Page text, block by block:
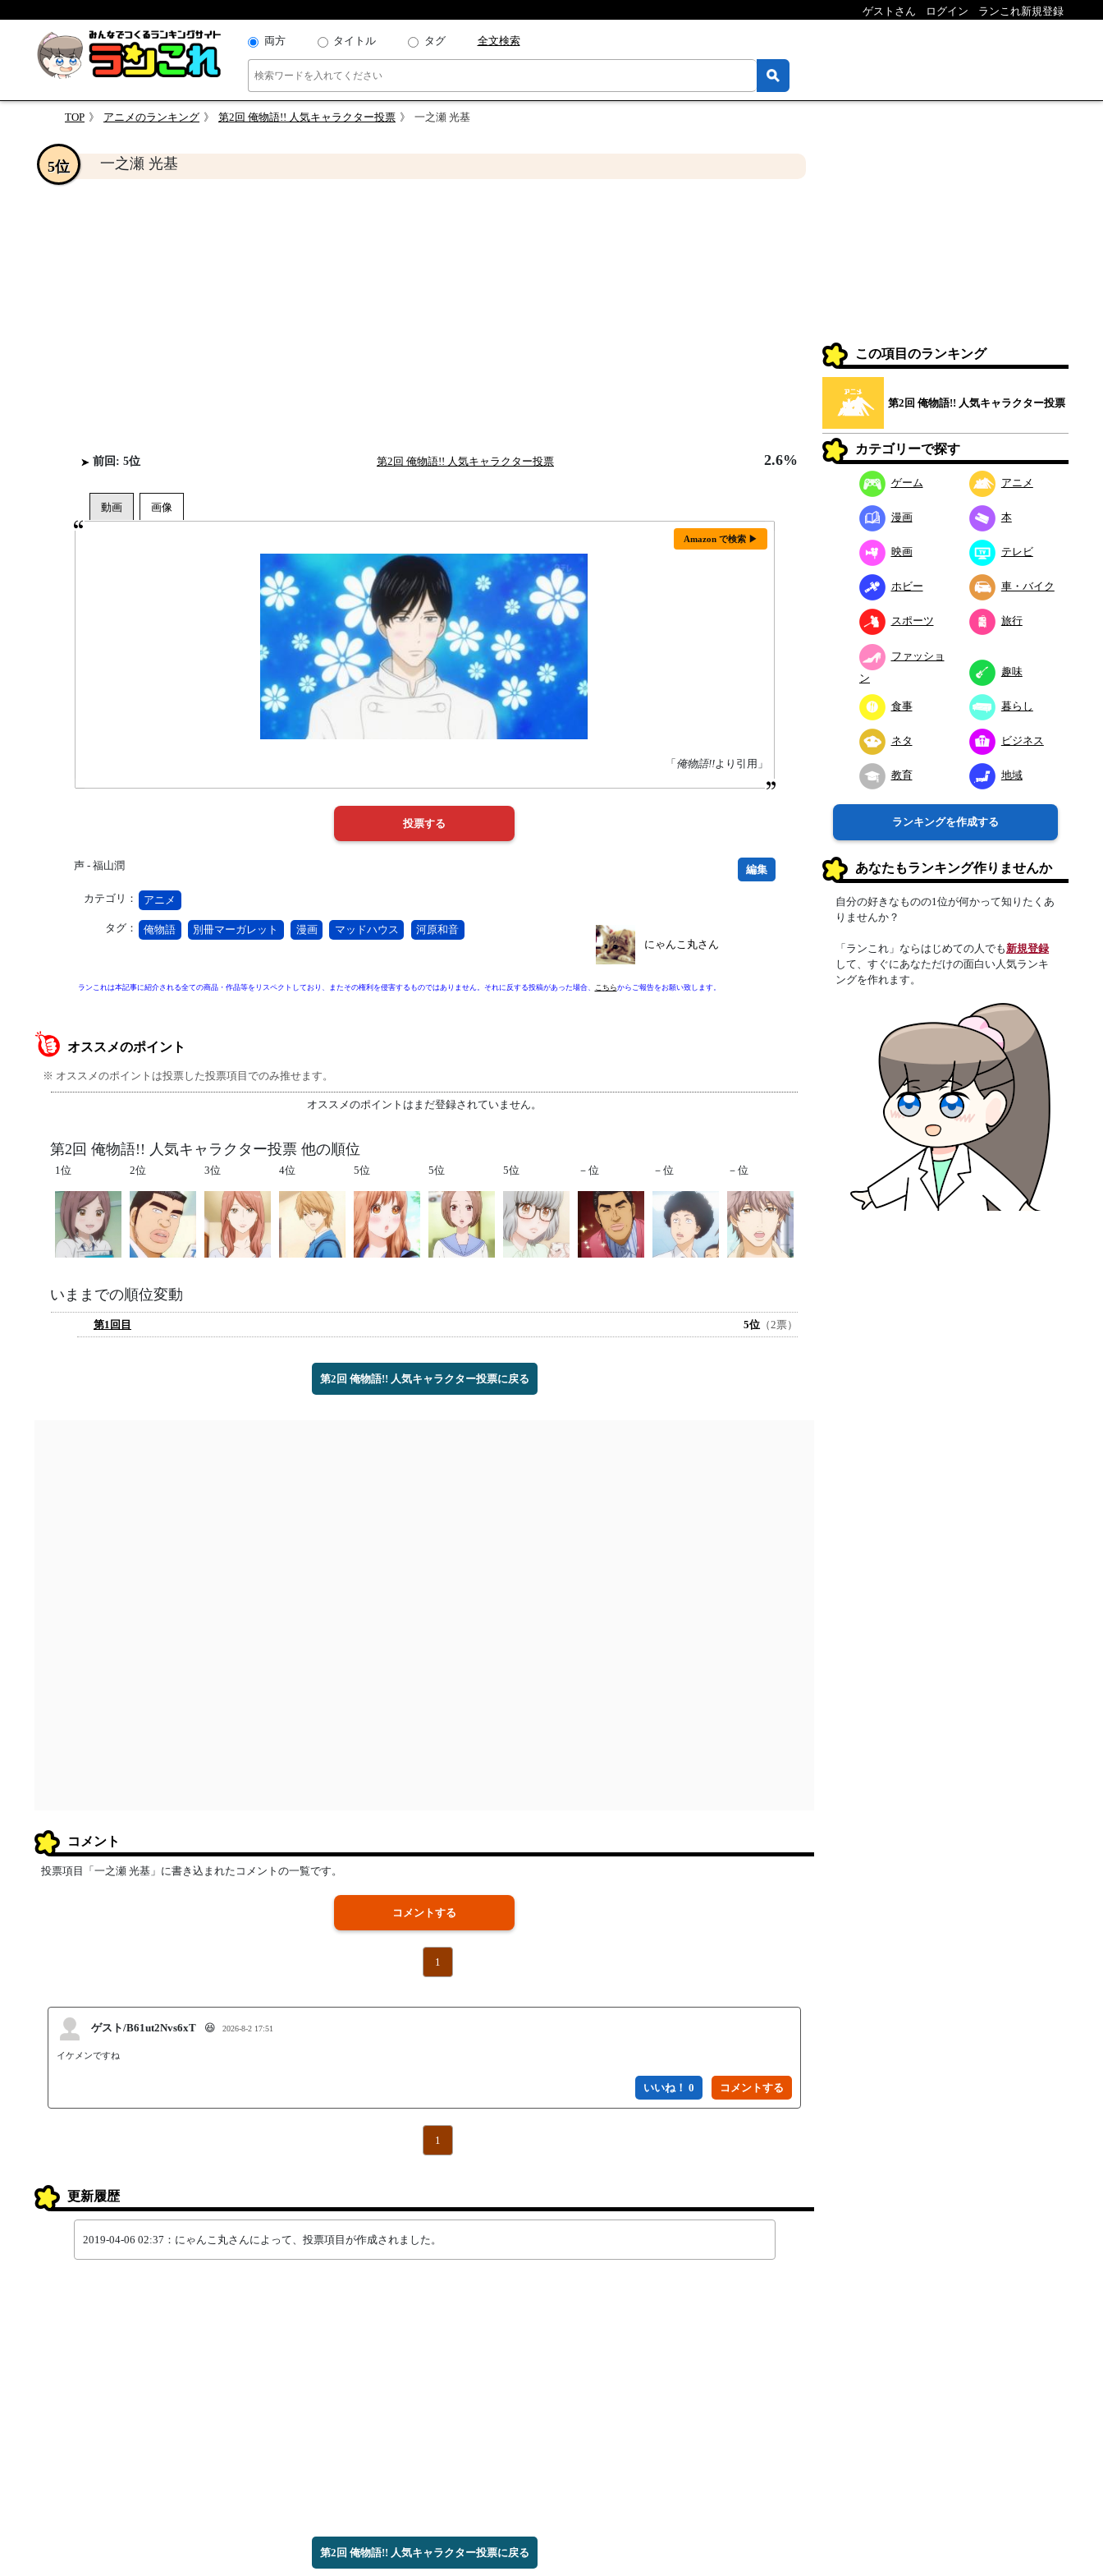
ゲストさん ログイン ランこれ新規登録
両方 タイトル タグ 全文検索
TOP アニメのランキング 第2回 俺物語!! 人気キャラクター投票 一之瀬 光基
一之瀬 光基
5位
前回: 5位 第2回 俺物語!! 人気キャラクター投票 2.6%
Amazon で検索 ▶
「俺物語!!より引用」
声 - 福山潤
カテゴリ： アニメ
タグ： 俺物語 別冊マーガレット 漫画 マッドハウス 河原和音
編集
にゃんこ丸さん
ランこれは本記事に紹介される全ての商品・作品等をリスペクトしており、またその権利を侵害するものではありません。それに反する投稿があった場合、 こちらからご報告をお願い致します。
オススメのポイント
※ オススメのポイントは投票した投票項目でのみ推せます。
オススメのポイントはまだ登録されていません。
第2回 俺物語!! 人気キャラクター投票 他の順位
1位 2位 3位 4位 5位 5位 5位 －位 －位 －位
いままでの順位変動
第1回目 5位 （2票）
第2回 俺物語!! 人気キャラクター投票に戻る
コメント
投票項目「一之瀬 光基」に書き込まれたコメントの一覧です。
コメントする
1
ゲスト/B61ut2Nvs6xT 😆 2026-8-2 17:51
イケメンですね
いいね！ 0
1
更新履歴
2019-04-06 02:37：にゃんこ丸さんによって、投票項目が作成されました。
第2回 俺物語!! 人気キャラクター投票に戻る
この項目のランキング
第2回 俺物語!! 人気キャラクター投票
カテゴリーで探す
ゲーム アニメ
漫画 本
映画 テレビ
ホビー 車・バイク
スポーツ 旅行
ファッショ
ン
趣味
食事 暮らし
ネタ ビジネス
教育 地域
ランキングを作成する
あなたもランキング作りませんか
自分の好きなものの1位が何かって知りたくあ
りませんか？
「ランこれ」ならはじめての人でも新規登録
して、すぐにあなただけの面白い人気ランキ
ングを作れます。